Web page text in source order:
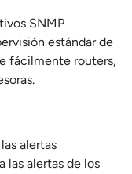
SNMP
estándar de
fácilmente routers,
alertas
las alertas de los